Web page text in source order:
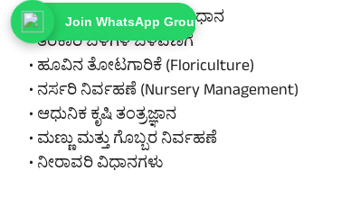
• ಹಣ್ಣು ಬೆಳೆಗಳ ಬೆಳವಣಿಗೆ ವಿಧಾನ
• ತರಕಾರಿ ಬೆಳೆಗಳ ಬೆಳವಣಿಗೆ
• ಹೂವಿನ ತೋಟಗಾರಿಕೆ (Floriculture)
• ನರ್ಸರಿ ನಿರ್ವಹಣೆ (Nursery Management)
• ಆಧುನಿಕ ಕೃಷಿ ತಂತ್ರಜ್ಞಾನ
• ಮಣ್ಣು ಮತ್ತು ಗೊಬ್ಬರ ನಿರ್ವಹಣೆ
• ನೀರಾವರಿ ವಿಧಾನಗಳು
Join WhatsApp Group